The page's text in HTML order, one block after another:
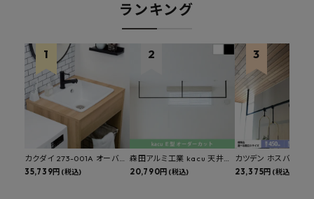
ランキング
カクダイ 273-001A オーバー
カウンタースロップシンク 選
35,739円 (税込)
森田アルミ工業 kacu 天井付
け物干し E型 サイズオーダー
20,790円 (税込)
カツデン ホスバ 天井
物干し 標準サイズ ス
23,375円 (税込)